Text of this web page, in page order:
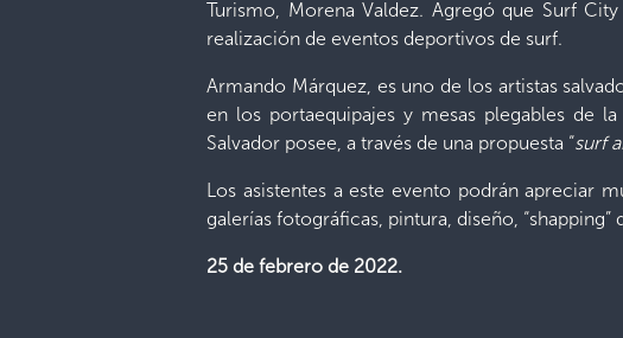
Turismo, Morena Valdez. Agregó que Surf
realización de eventos deportivos de surf.
Armando Márquez, es uno de los artistas
en los portaequipajes y mesas plegables de
Salvador posee, a través de una propuesta “surf
Los asistentes a este evento podrán apreciar
galerías fotográficas, pintura, diseño,
25 de febrero de 2022.